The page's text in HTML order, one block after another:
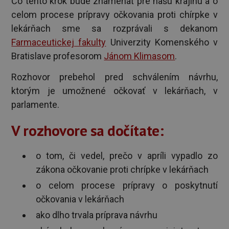
celom procese prípravy očkovania proti chírpke v
lekárňach sme sa rozprávali s dekanom
Farmaceutickej fakulty Univerzity Komenského v
Bratislave profesorom Jánom Klimasom.
Rozhovor prebehol pred schválením návrhu,
ktorým je umožnené očkovať v lekárňach, v
parlamente.
V rozhovore sa dočítate:
o tom, či vedel, prečo v apríli vypadlo zo
zákona očkovanie proti chrípke v lekárňach
o celom procese prípravy o poskytnutí
očkovania v lekárňach
ako dlho trvala príprava návrhu